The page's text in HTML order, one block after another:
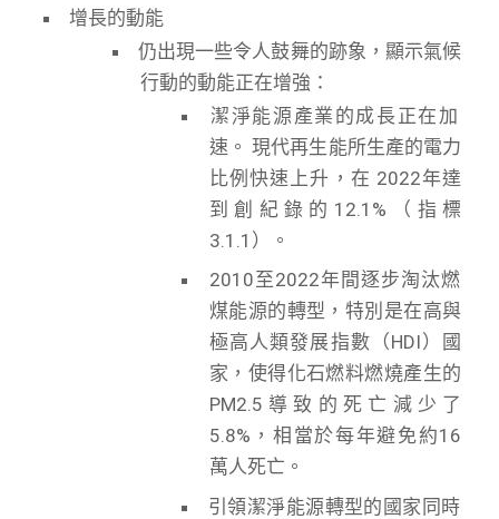
增長的動能
仍出現一些令人鼓舞的跡象，顯示氣候
行動的動能正在增強：
潔淨能源產業的成長正在加
速。 現代再生能所生產的電力
比例快速上升，在 2022年達
到創紀錄的12.1%（指標
3.1.1）。
2010至2022年間逐步淘汰燃
煤能源的轉型，特別是在高與
極高人類發展指數（HDI）國
家，使得化石燃料燃燒產生的
PM2.5導致的死亡減少了
5.8%，相當於每年避免約16
萬人死亡。
引領潔淨能源轉型的國家同時